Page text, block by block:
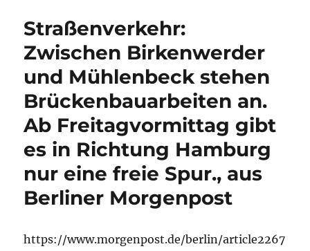
Straßenverkehr:
Zwischen Birkenwerder
und Mühlenbeck stehen
Brückenbauarbeiten an.
Ab Freitagvormittag gibt
es in Richtung Hamburg
nur eine freie Spur., aus
Berliner Morgenpost
https://www.morgenpost.de/berlin/article2267